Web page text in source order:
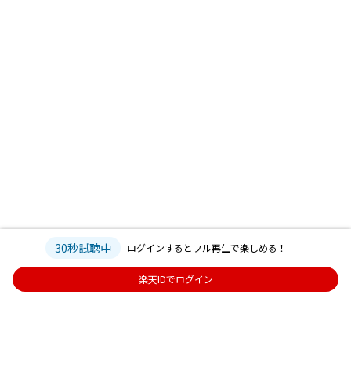
30秒試聴中 ログインするとフル再生で楽しめる！
楽天IDでログイン